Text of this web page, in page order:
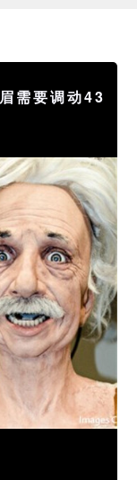
需要调动43